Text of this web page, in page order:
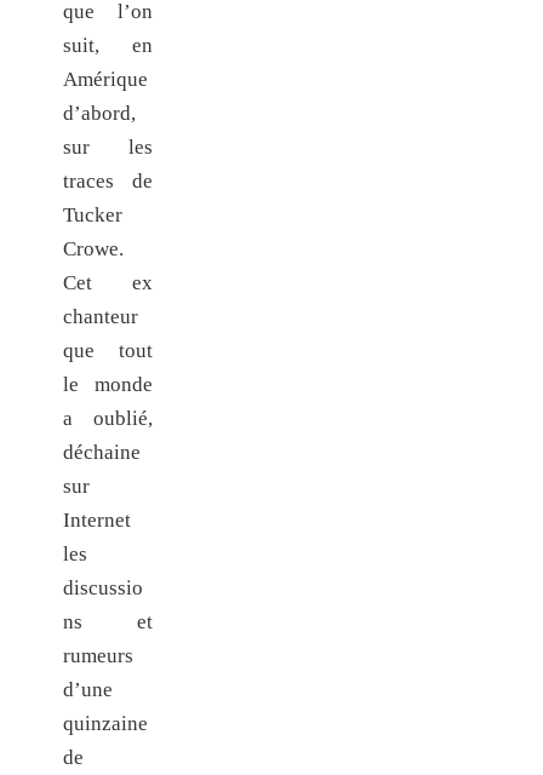
que l’on
suit, en
Amérique
d’abord,
sur les
traces de
Tucker
Crowe.
Cet ex
chanteur
que tout
le monde
a oublié,
déchaine
sur
Internet
les
discussio
ns et
rumeurs
d’une
quinzaine
de